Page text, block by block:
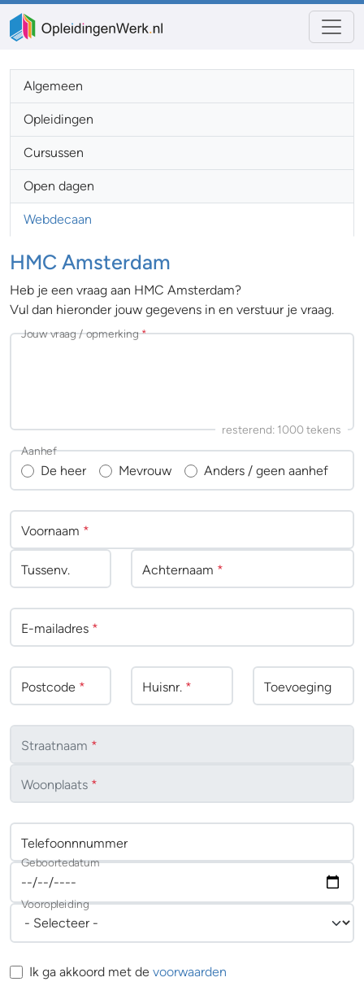
Algemeen
Opleidingen
Cursussen
Open dagen
Webdecaan
HMC Amsterdam
Heb je een vraag aan HMC Amsterdam?
Vul dan hieronder jouw gegevens in en verstuur je vraag.
Jouw vraag / opmerking *
resterend: 1000tekens
De heer Mevrouw Anders / geen aanhef
Aanhef
Voornaam *
Tussenv. Achternaam *
E-mailadres *
Postcode * Huisnr. * Toevoeging
Straatnaam *
Woonplaats *
Telefoonnnummer
Geboortedatum
Vooropleiding
Ik ga akkoord met de voorwaarden